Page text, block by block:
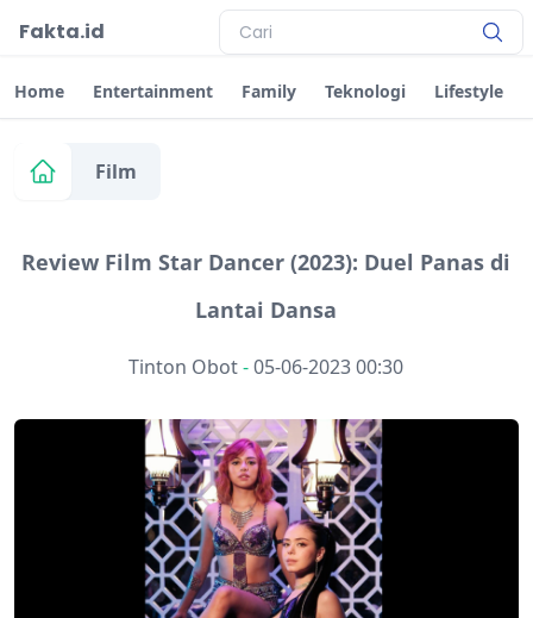
Fakta.id
Home Entertainment Family Teknologi Lifestyle
Film
Review Film Star Dancer (2023): Duel Panas di
Lantai Dansa
Tinton Obot-05-06-2023 00:30